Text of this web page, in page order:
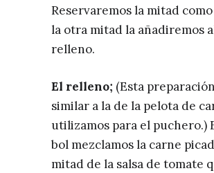
Reservaremos la mitad como
la otra mitad la añadiremos
relleno.
El relleno; (Esta
similar a la de la pelota de
utilizamos para el puchero.)
bol mezclamos la carne
mitad de la salsa de tomate